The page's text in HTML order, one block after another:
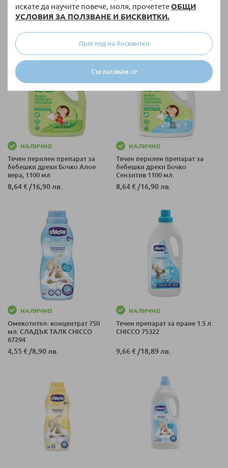
искате да научите повече, моля, прочететеОБЩИ
УСЛОВИЯ ЗА ПОЛЗВАНЕ И БИСКВИТКИ.
Съгласявам се
Преглед на бисквитки
Бебо Супер концентрат, 1 L
5,50 €/10,76 лв.
бебешки дрехи БЕБО Супер
концентрат, 1 л
10,58 €/20,69 лв.
НАЛИЧНО
Течен перилен препарат за
бебешки дрехи Бочко Алое
вера, 1100 мл
8,64 € /16,90 лв.
НАЛИЧНО
Течен перилен препарат за
бебешки дрехи Бочко
Сензитив 1100 мл.
8,64 € /16,90 лв.
НАЛИЧНО
Омекотител- концентрат 750
мл. СЛАДЪК ТАЛК CHICCO
67294
4,55 € /8,90 лв.
НАЛИЧНО
Течен препарат за пране 1.5 л.
CHICCO 75322
9,66 € /18,89 лв.